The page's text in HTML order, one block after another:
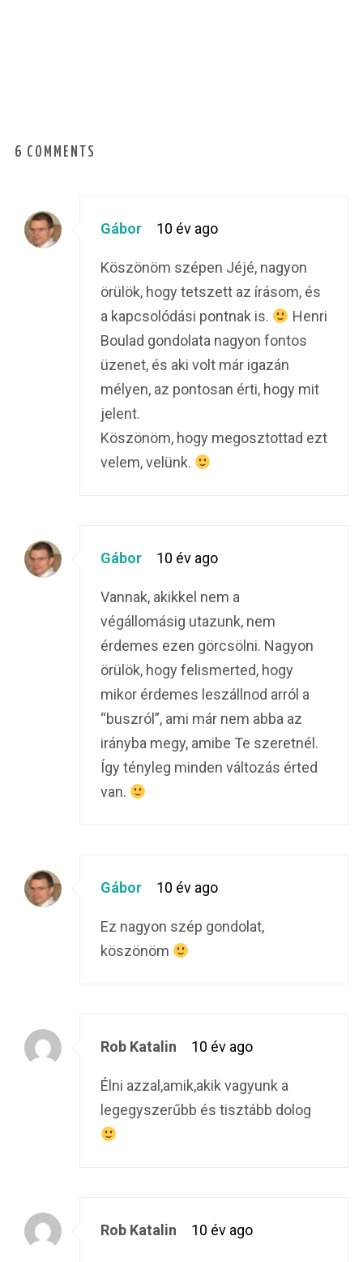
6 COMMENTS
Gábor 10 év ago
Köszönöm szépen Jéjé, nagyon
örülök, hogy tetszett az írásom, és
a kapcsolódási pontnak is.
Henri
Boulad gondolata nagyon fontos
üzenet, és aki volt már igazán
mélyen, az pontosan érti, hogy mit
jelent.
Köszönöm, hogy megosztottad ezt
velem, velünk.
Gábor 10 év ago
Vannak, akikkel nem a
végállomásig utazunk, nem
érdemes ezen görcsölni. Nagyon
örülök, hogy felismerted, hogy
mikor érdemes leszállnod arról a
“buszról”, ami már nem abba az
irányba megy, amibe Te szeretnél.
Így tényleg minden változás érted
van.
Gábor 10 év ago
Ez nagyon szép gondolat,
köszönöm
Rob Katalin 10 év ago
Élni azzal,amik,akik vagyunk a
legegyszerűbb és tisztább dolog
Rob Katalin 10 év ago